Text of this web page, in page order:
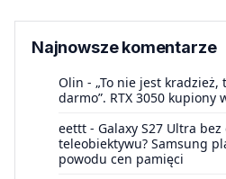
Najnowsze komentarze
Olin - „To nie jest
darmo”. RTX 3050 kupiony
eettt - Galaxy S27 Ultra
teleobiektywu? Samsung
powodu cen pamięci